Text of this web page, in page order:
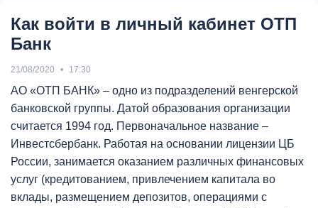
Как войти в личный кабинет ОТП
Банк
21/08/2020 17:30
АО «ОТП БАНК» – одно из подразделений венгерской
банковской группы. Датой образования организации
считается 1994 год. Первоначальное название –
Инвестсбербанк. Работая на основании лицензии ЦБ
России, занимается оказанием различных финансовых
услуг (кредитованием, привлечением капитала во
вклады, размещением депозитов, операциями с